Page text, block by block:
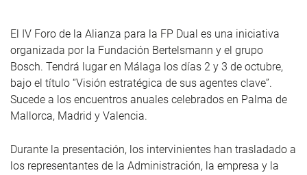
El IV Foro de la Alianza para la FP Dual es una iniciativa
organizada por la Fundación Bertelsmann y el grupo
Bosch. Tendrá lugar en Málaga los días 2 y 3 de octubre,
bajo el título “Visión estratégica de sus agentes clave”.
Sucede a los encuentros anuales celebrados en Palma de
Mallorca, Madrid y Valencia.
Durante la presentación, los intervinientes han trasladado a
los representantes de la Administración, la empresa y la